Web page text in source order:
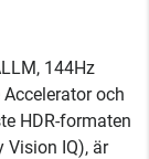
144Hz
Accelerator och
HDR-formaten
Vision IQ), är